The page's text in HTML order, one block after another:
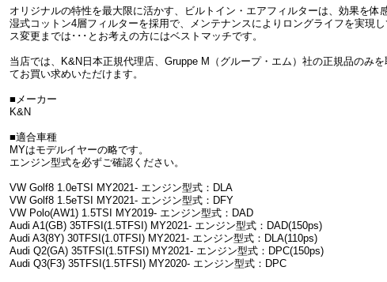
オリジナルの特性を最大限に活かす、ビルトイン・エアフィルターは、効果を体
湿式コットン4層フィルターを採用で、メンテナンスによりロングライフを実現
ス変更までは･･･とお考えの方にはベストマッチです。
当店では、K&N日本正規代理店、Gruppe M（グループ・エム）社の正規品のみ
てお買い求めいただけます。
■メーカー
K&N
■適合車種
MYはモデルイヤーの略です。
エンジン型式を必ずご確認ください。
VW Golf8 1.0eTSI MY2021- エンジン型式：DLA
VW Golf8 1.5eTSI MY2021- エンジン型式：DFY
VW Polo(AW1) 1.5TSI MY2019- エンジン型式：DAD
Audi A1(GB) 35TFSI(1.5TFSI) MY2021- エンジン型式：DAD(150ps)
Audi A3(8Y) 30TFSI(1.0TFSI) MY2021- エンジン型式：DLA(110ps)
Audi Q2(GA) 35TFSI(1.5TFSI) MY2021- エンジン型式：DPC(150ps)
Audi Q3(F3) 35TFSI(1.5TFSI) MY2020- エンジン型式：DPC